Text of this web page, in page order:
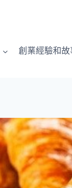
創業經驗和故